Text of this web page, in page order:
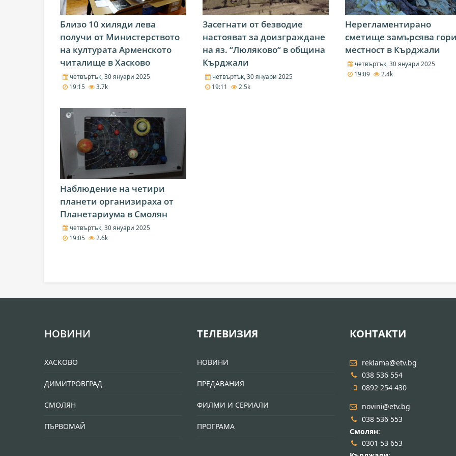
Близо 10 хиляди лева
получи от Министерството
на културата Арменското
читалище в Хасково
четвъртък, 30 януари 2025
19:15
3.7k
Засегнати от безводие
настояват за доизграждане
на яз. “Люляково“ в община
Кърджали
четвъртък, 30 януари 2025
19:11
2.5k
Нерегламентирано
сметище замърсява
местност в Кърджали
четвъртък, 30 януари 2025
19:09
2.4k
Наблюдение на четири
планети организираха от
Планетариума в Смолян
четвъртък, 30 януари 2025
19:05
2.6k
НОВИНИ
ХАСКОВО
ДИМИТРОВГРАД
СМОЛЯН
ПЪРВОМАЙ
ТЕЛЕВИЗИЯ
НОВИНИ
ПРЕДАВАНИЯ
ФИЛМИ И СЕРИАЛИ
ПРОГРАМА
КОНТАКТИ
reklama@etv.bg
038 536 554
0892 254 430
novini@etv.bg
038 536 553
Смолян:
0301 53 653